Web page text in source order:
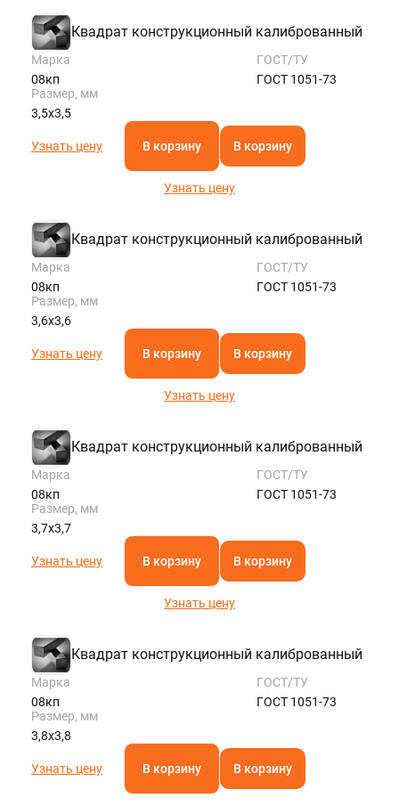
Квадрат конструкционный калиброванный
Марка
08кп
ГОСТ/ТУ
ГОСТ 1051-73
Размер, мм
3,5х3,5
Узнать цену В корзину В корзину
Узнать цену
Квадрат конструкционный калиброванный
Марка
08кп
ГОСТ/ТУ
ГОСТ 1051-73
Размер, мм
3,6х3,6
Узнать цену В корзину В корзину
Узнать цену
Квадрат конструкционный калиброванный
Марка
08кп
ГОСТ/ТУ
ГОСТ 1051-73
Размер, мм
3,7х3,7
Узнать цену В корзину В корзину
Узнать цену
Квадрат конструкционный калиброванный
Марка
08кп
ГОСТ/ТУ
ГОСТ 1051-73
Размер, мм
3,8х3,8
Узнать цену В корзину В корзину